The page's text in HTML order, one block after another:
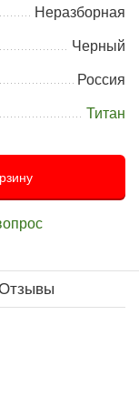
Неразборная
Черный
Россия
Титан